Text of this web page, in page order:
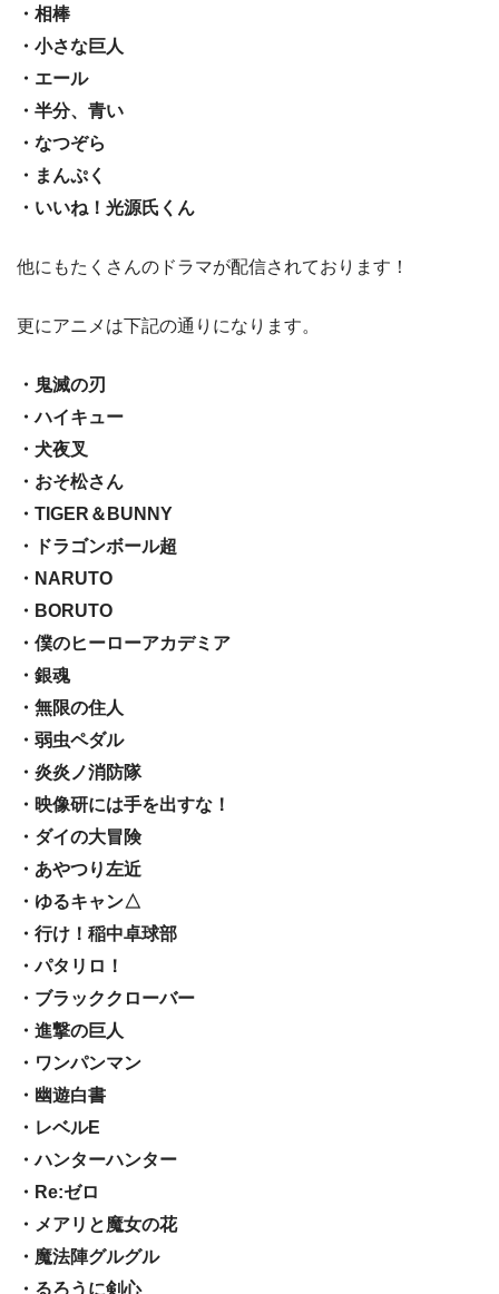
・相棒
・小さな巨人
・エール
・半分、青い
・なつぞら
・まんぷく
・いいね！光源氏くん
他にもたくさんのドラマが配信されております！
更にアニメは下記の通りになります。
・鬼滅の刃
・ハイキュー
・犬夜叉
・おそ松さん
・TIGER＆BUNNY
・ドラゴンボール超
・NARUTO
・BORUTO
・僕のヒーローアカデミア
・銀魂
・無限の住人
・弱虫ペダル
・炎炎ノ消防隊
・映像研には手を出すな！
・ダイの大冒険
・あやつり左近
・ゆるキャン△
・行け！稲中卓球部
・パタリロ！
・ブラッククローバー
・進撃の巨人
・ワンパンマン
・幽遊白書
・レベルE
・ハンターハンター
・Re:ゼロ
・メアリと魔女の花
・魔法陣グルグル
・るろうに剣心